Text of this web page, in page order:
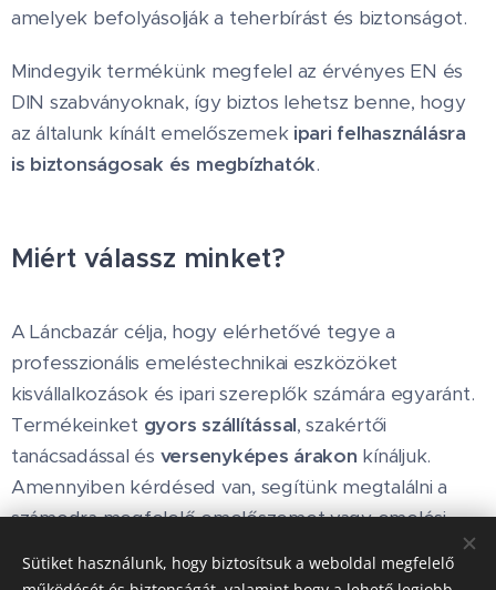
amelyek befolyásolják a teherbírást és biztonságot.
Mindegyik termékünk megfelel az érvényes EN és
DIN szabványoknak, így biztos lehetsz benne, hogy
az általunk kínált emelőszemek ipari felhasználásra
is biztonságosak és megbízhatók.
Miért válassz minket?
A Láncbazár célja, hogy elérhetővé tegye a
professzionális emeléstechnikai eszközöket
kisvállalkozások és ipari szereplők számára egyaránt.
Termékeinket gyors szállítással, szakértői
tanácsadással és versenyképes árakon kínáljuk.
Amennyiben kérdésed van, segítünk megtalálni a
számodra megfelelő emelőszemet vagy emelési
Sütiket használunk, hogy biztosítsuk a weboldal megfelelő